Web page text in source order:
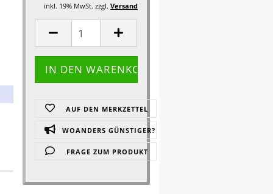
inkl. 19% MwSt. zzgl. Versand
AUF DEN MERKZETTEL
WOANDERS GÜNSTIGER?
FRAGE ZUM PRODUKT